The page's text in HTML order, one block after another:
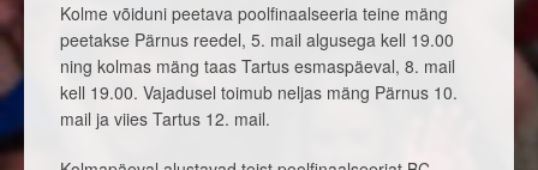
Kolme võiduni peetava poolfinaalseeria teine mäng
peetakse Pärnus reedel, 5. mail algusega kell 19.00
ning kolmas mäng taas Tartus esmaspäeval, 8. mail
kell 19.00. Vajadusel toimub neljas mäng Pärnus 10.
mail ja viies Tartus 12. mail.